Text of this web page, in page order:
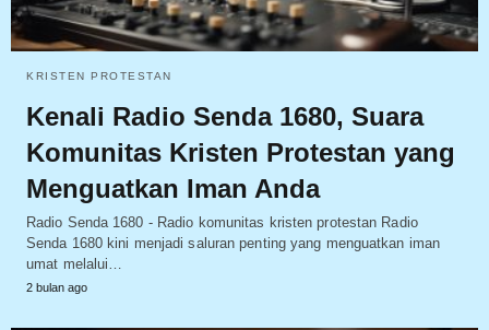
KRISTEN PROTESTAN
Kenali Radio Senda 1680, Suara
Komunitas Kristen Protestan yang
Menguatkan Iman Anda
Radio Senda 1680 - Radio komunitas kristen protestan Radio
Senda 1680 kini menjadi saluran penting yang menguatkan iman
umat melalui…
2 bulan ago